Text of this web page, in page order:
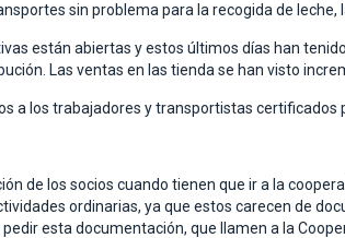
sin problema para la recogida de
están abiertas y estos últimos días han
Las ventas en las tienda se han visto
a los trabajadores y transportistas certificados
de los socios cuando tienen que ir a la
ordinarias, ya que estos carecen de
esta documentación, que llamen a la